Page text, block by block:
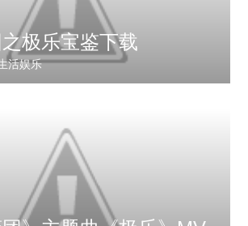
极乐宝鉴下载
活娱乐